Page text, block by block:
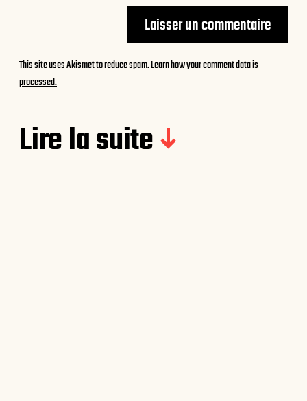
This site uses Akismet to reduce spam.Learn how your comment data is
processed.
Lire la suite